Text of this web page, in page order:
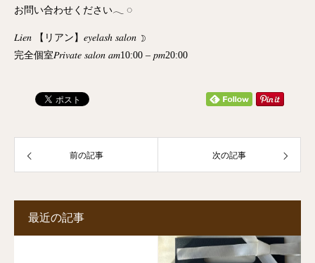
お問い合わせください𓂃 ◌‬
𝐿𝑖𝑒𝑛 【リアン】𝑒𝑦𝑒𝑙𝑎𝑠ℎ 𝑠𝑎𝑙𝑜𝑛 ☽
完全個室𝑃𝑟𝑖𝑣𝑎𝑡𝑒 𝑠𝑎𝑙𝑜𝑛 𝑎𝑚10:00 – 𝑝𝑚20:00
前の記事 次の記事
最近の記事